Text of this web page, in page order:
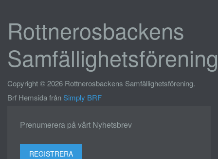
Rottnerosbackens
Samfällighetsförening
Copyright © 2026 Rottnerosbackens Samfällighetsförening.
Brf Hemsida frånSimply BRF
Prenumerera på vårt Nyhetsbrev
REGISTRERA